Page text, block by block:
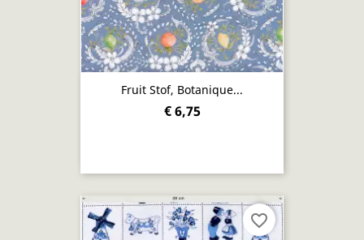
Fruit Stof, Botanique...
€ 6,75
favorite_border